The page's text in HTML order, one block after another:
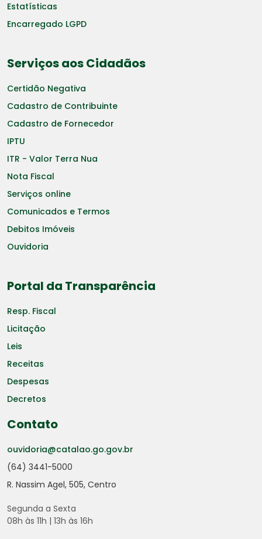
Estatísticas
Encarregado LGPD
Serviços aos Cidadãos
Certidão Negativa
Cadastro de Contribuinte
Cadastro de Fornecedor
IPTU
ITR - Valor Terra Nua
Nota Fiscal
Serviços online
Comunicados e Termos
Debitos Imóveis
Ouvidoria
Portal da Transparência
Resp. Fiscal
Licitação
Leis
Receitas
Despesas
Decretos
Contato
ouvidoria@catalao.go.gov.br
(64) 3441-5000
R. Nassim Agel, 505, Centro
Segunda a Sexta
08h às 11h | 13h às 16h